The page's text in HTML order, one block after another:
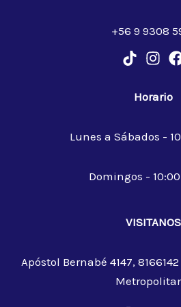
+56 9 9308
Horario
Lunes a Sábados -
Domingos -
VISITANOS
Apóstol Bernabé 4147,